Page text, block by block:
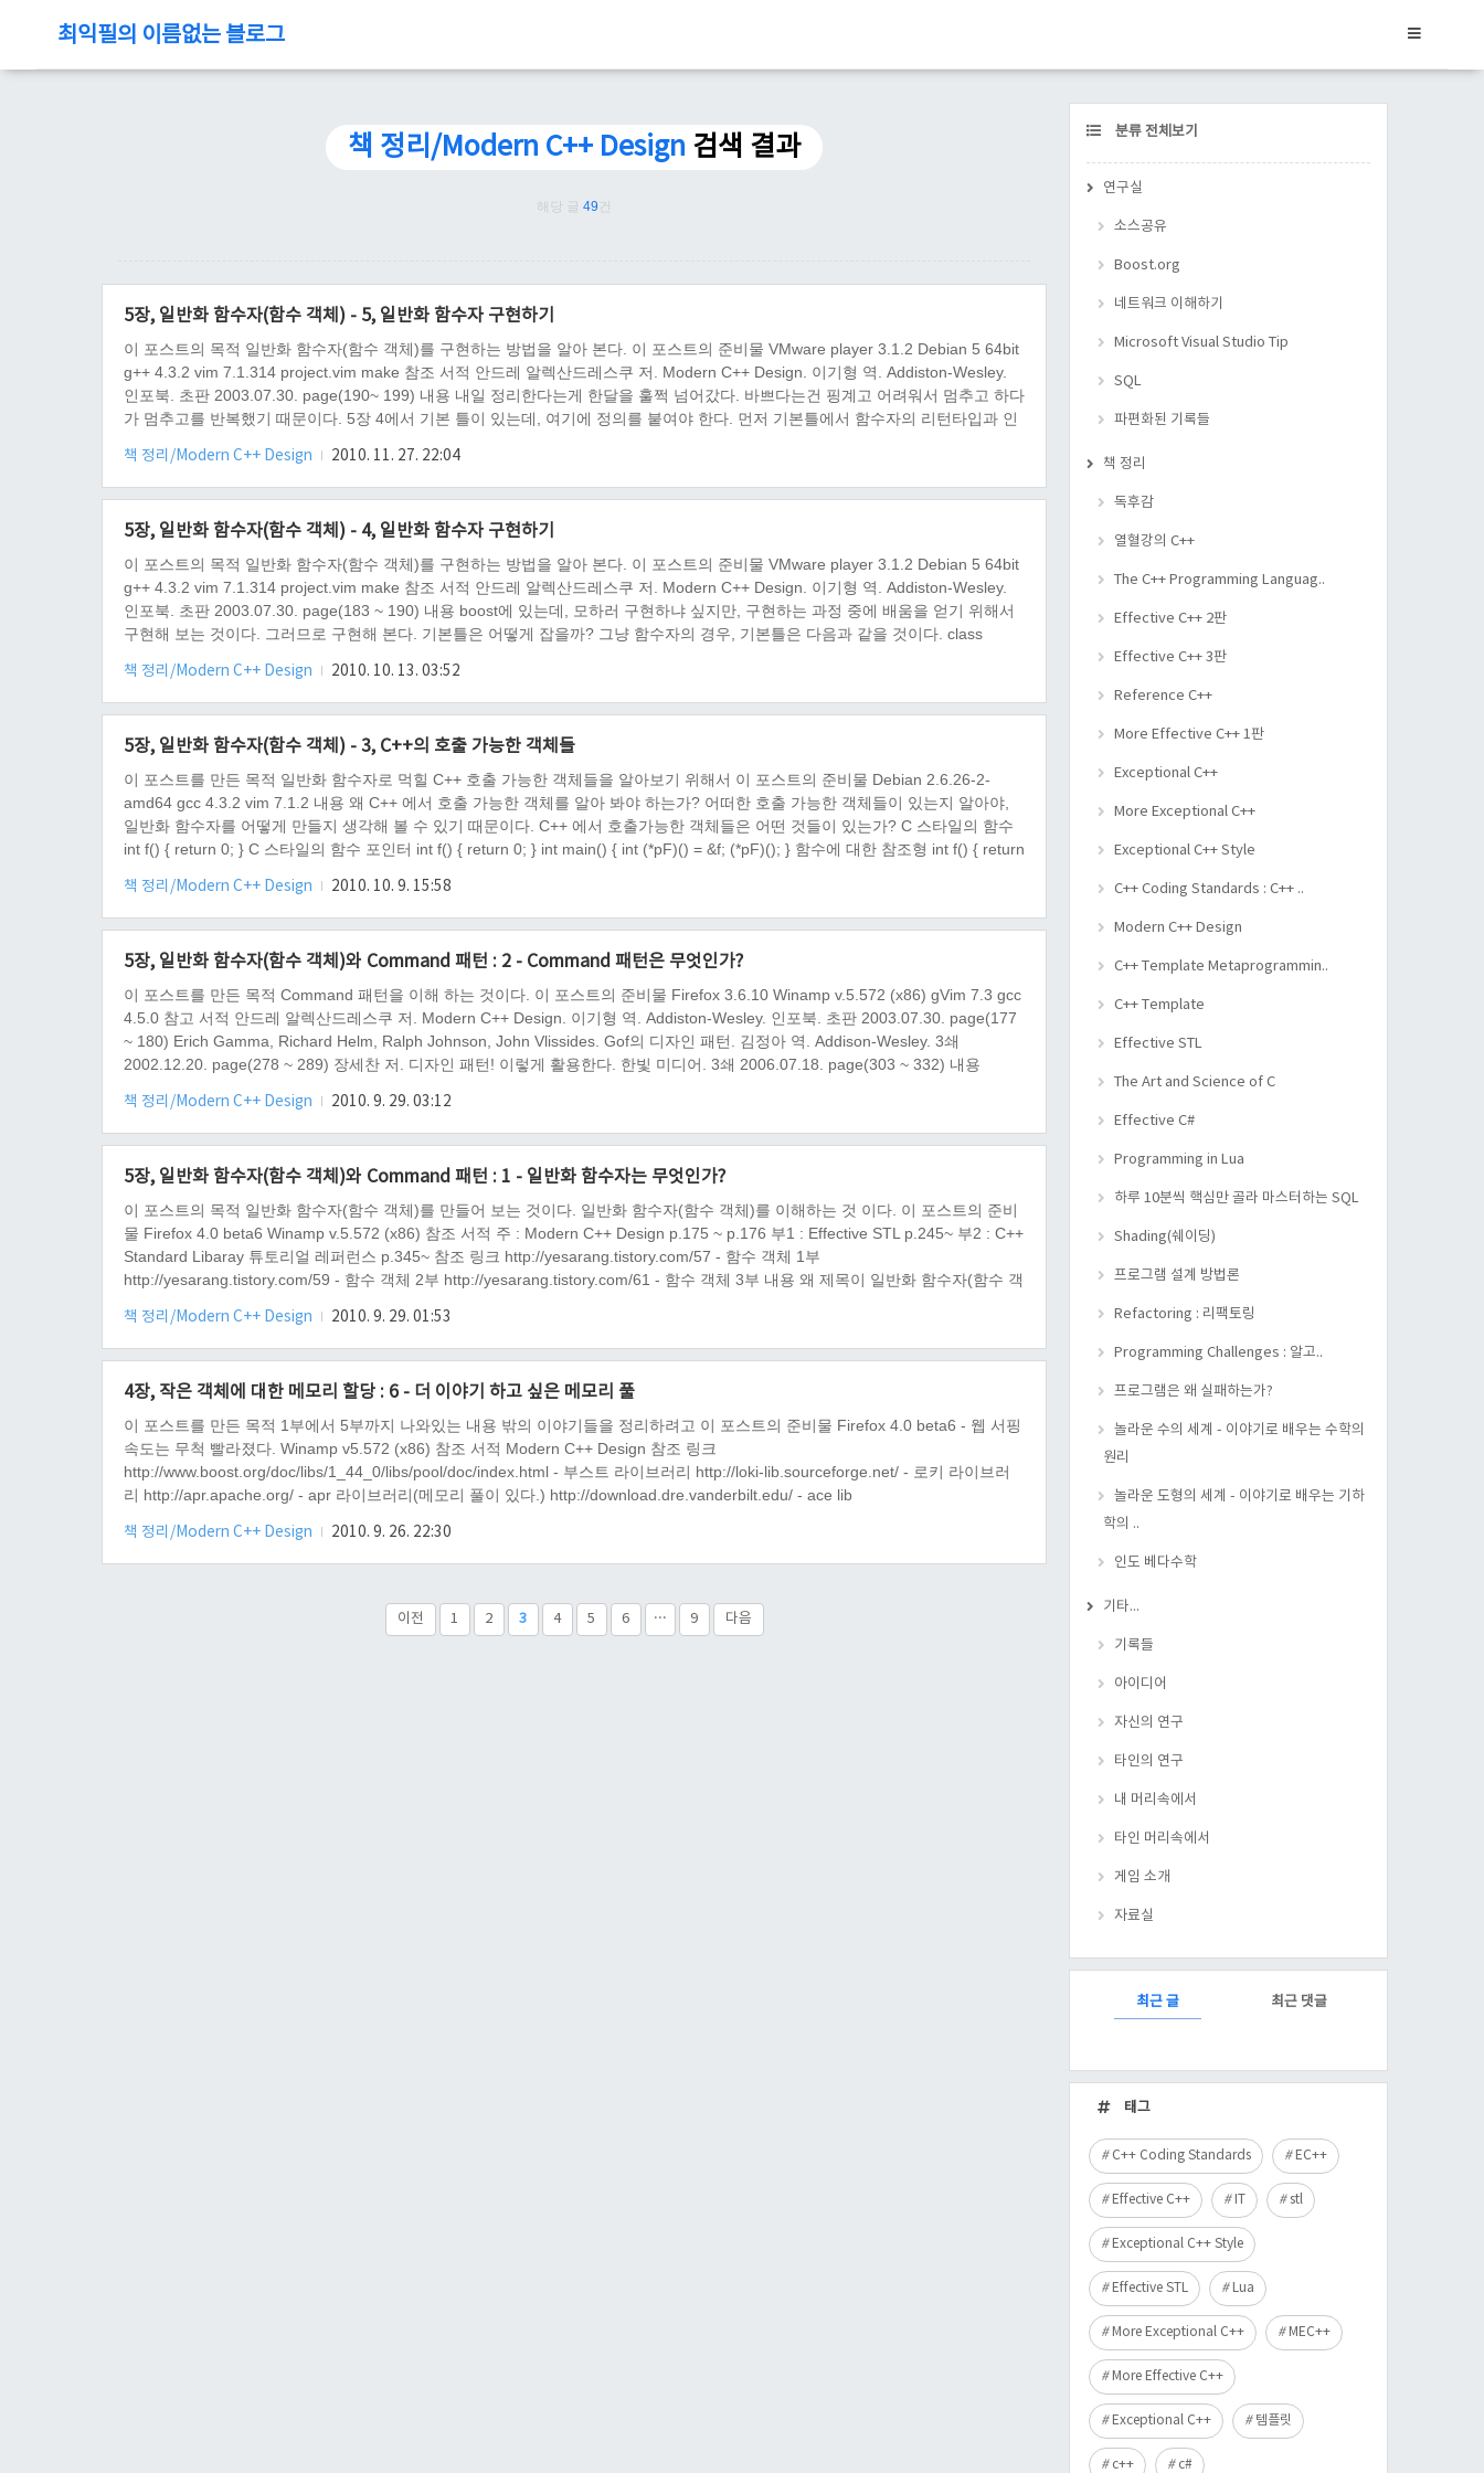
최익필의 이름없는 블로그
책 정리/Modern C++ Design 검색 결과
해당 글 49 건
5장, 일반화 함수자(함수 객체) - 5, 일반화 함수자 구현하기
이 포스트의 목적 일반화 함수자(함수 객체)를 구현하는 방법을 알아 본다. 이 포스트의 준비물 VMware player 3.1.2 Debian 5 64bit
g++ 4.3.2 vim 7.1.314 project.vim make 참조 서적 안드레 알렉산드레스쿠 저. Modern C++ Design. 이기형 역. Addiston-Wesley.
인포북. 초판 2003.07.30. page(190~ 199) 내용 내일 정리한다는게 한달을 훌쩍 넘어갔다. 바쁘다는건 핑계고 어려워서 멈추고 하다
가 멈추고를 반복했기 때문이다. 5장 4에서 기본 틀이 있는데, 여기에 정의를 붙여야 한다. 먼저 기본틀에서 함수자의 리턴타입과 인
책 정리/Modern C++ Design
2010. 11. 27. 22:04
5장, 일반화 함수자(함수 객체) - 4, 일반화 함수자 구현하기
이 포스트의 목적 일반화 함수자(함수 객체)를 구현하는 방법을 알아 본다. 이 포스트의 준비물 VMware player 3.1.2 Debian 5 64bit
g++ 4.3.2 vim 7.1.314 project.vim make 참조 서적 안드레 알렉산드레스쿠 저. Modern C++ Design. 이기형 역. Addiston-Wesley.
인포북. 초판 2003.07.30. page(183 ~ 190) 내용 boost에 있는데, 모하러 구현하냐 싶지만, 구현하는 과정 중에 배움을 얻기 위해서
구현해 보는 것이다. 그러므로 구현해 본다. 기본틀은 어떻게 잡을까? 그냥 함수자의 경우, 기본틀은 다음과 같을 것이다. class
책 정리/Modern C++ Design
2010. 10. 13. 03:52
5장, 일반화 함수자(함수 객체) - 3, C++의 호출 가능한 객체들
이 포스트를 만든 목적 일반화 함수자로 먹힐 C++ 호출 가능한 객체들을 알아보기 위해서 이 포스트의 준비물 Debian 2.6.26-2-
amd64 gcc 4.3.2 vim 7.1.2 내용 왜 C++ 에서 호출 가능한 객체를 알아 봐야 하는가? 어떠한 호출 가능한 객체들이 있는지 알아야,
일반화 함수자를 어떻게 만들지 생각해 볼 수 있기 때문이다. C++ 에서 호출가능한 객체들은 어떤 것들이 있는가? C 스타일의 함수
int f() { return 0; } C 스타일의 함수 포인터 int f() { return 0; } int main() { int (*pF)() = &f; (*pF)(); } 함수에 대한 참조형 int f() { return
책 정리/Modern C++ Design
2010. 10. 9. 15:58
5장, 일반화 함수자(함수 객체)와 Command 패턴 : 2 - Command 패턴은 무엇인가?
이 포스트를 만든 목적 Command 패턴을 이해 하는 것이다. 이 포스트의 준비물 Firefox 3.6.10 Winamp v.5.572 (x86) gVim 7.3 gcc
4.5.0 참고 서적 안드레 알렉산드레스쿠 저. Modern C++ Design. 이기형 역. Addiston-Wesley. 인포북. 초판 2003.07.30. page(177
~ 180) Erich Gamma, Richard Helm, Ralph Johnson, John Vlissides. Gof의 디자인 패턴. 김정아 역. Addison-Wesley. 3쇄
2002.12.20. page(278 ~ 289) 장세찬 저. 디자인 패턴! 이렇게 활용한다. 한빛 미디어. 3쇄 2006.07.18. page(303 ~ 332) 내용
책 정리/Modern C++ Design
2010. 9. 29. 03:12
5장, 일반화 함수자(함수 객체)와 Command 패턴 : 1 - 일반화 함수자는 무엇인가?
이 포스트의 목적 일반화 함수자(함수 객체)를 만들어 보는 것이다. 일반화 함수자(함수 객체)를 이해하는 것 이다. 이 포스트의 준비
물 Firefox 4.0 beta6 Winamp v.5.572 (x86) 참조 서적 주 : Modern C++ Design p.175 ~ p.176 부1 : Effective STL p.245~ 부2 : C++
Standard Libaray 튜토리얼 레퍼런스 p.345~ 참조 링크 http://yesarang.tistory.com/57 - 함수 객체 1부
http://yesarang.tistory.com/59 - 함수 객체 2부 http://yesarang.tistory.com/61 - 함수 객체 3부 내용 왜 제목이 일반화 함수자(함수 객
책 정리/Modern C++ Design
2010. 9. 29. 01:53
4장, 작은 객체에 대한 메모리 할당 : 6 - 더 이야기 하고 싶은 메모리 풀
이 포스트를 만든 목적 1부에서 5부까지 나와있는 내용 밖의 이야기들을 정리하려고 이 포스트의 준비물 Firefox 4.0 beta6 - 웹 서핑
속도는 무척 빨라졌다. Winamp v5.572 (x86) 참조 서적 Modern C++ Design 참조 링크
http://www.boost.org/doc/libs/1_44_0/libs/pool/doc/index.html - 부스트 라이브러리 http://loki-lib.sourceforge.net/ - 로키 라이브러
리 http://apr.apache.org/ - apr 라이브러리(메모리 풀이 있다.) http://download.dre.vanderbilt.edu/ - ace lib
책 정리/Modern C++ Design
2010. 9. 26. 22:30
이전 1 2 3 4 5 6 ··· 9 다음
CATEGORY
분류 전체보기
연구실
소스공유
Boost.org
네트워크 이해하기
Microsoft Visual Studio Tip
SQL
파편화된 기록들
책 정리
독후감
열혈강의 C++
The C++ Programming Languag..
Effective C++ 2판
Effective C++ 3판
Reference C++
More Effective C++ 1판
Exceptional C++
More Exceptional C++
Exceptional C++ Style
C++ Coding Standards : C++ ..
Modern C++ Design
C++ Template Metaprogrammin..
C++ Template
Effective STL
The Art and Science of C
Effective C#
Programming in Lua
하루 10분씩 핵심만 골라 마스터하는 SQL
Shading(쉐이딩)
프로그램 설계 방법론
Refactoring : 리팩토링
Programming Challenges : 알고..
프로그램은 왜 실패하는가?
놀라운 수의 세계 - 이야기로 배우는 수학의
원리
놀라운 도형의 세계 - 이야기로 배우는 기하
학의 ..
인도 베다수학
기타...
기록들
아이디어
자신의 연구
타인의 연구
내 머리속에서
타인 머리속에서
게임 소개
자료실
RECENTLY최근 글 최근 댓글
근
글
태그
C++ Coding Standards EC++
Effective C++ IT stl
Exceptional C++ Style
Effective STL Lua
More Exceptional C++ MEC++
More Effective C++
Exceptional C++ 템플릿
c++ c#